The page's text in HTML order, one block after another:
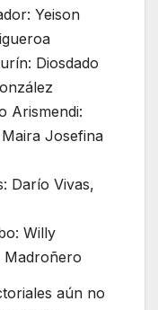
Yeison
Diosdado
Arismendi:
Josefina
Darío Vivas,
Willy
Madroñero
aún no